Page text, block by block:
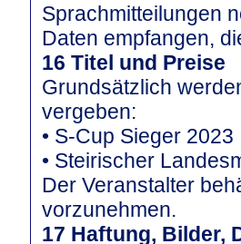
Sprachmitteilungen
Daten empfangen,
16 Titel und Preise
Grundsätzlich
vergeben:
• S-Cup Sieger 2023
• Steirischer
Der Veranstalter
vorzunehmen.
17 Haftung, Bilder,